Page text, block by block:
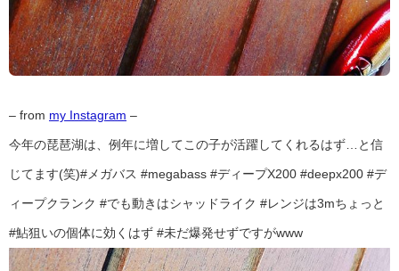
– from my Instagram –
今年の琵琶湖は、例年に増してこの子が活躍してくれるはず…と信
じてます(笑)#メガバス #megabass #ディープX200 #deepx200 #デ
ィープクランク #でも動きはシャッドライク #レンジは3mちょっと
#鮎狙いの個体に効くはず #未だ爆発せずですがwww